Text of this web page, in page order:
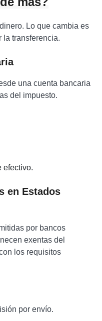
Lo que cambia es
la transferencia.
una cuenta bancaria
del impuesto.
efectivo.
en Estados
por bancos
exentas del
los requisitos
por envío.